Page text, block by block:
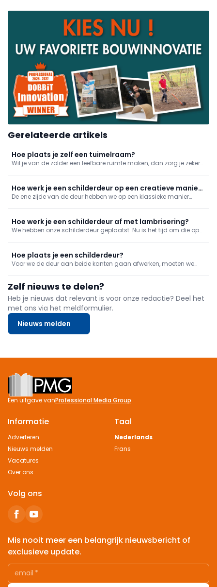
Gerelateerde artikels
Hoe plaats je zelf een tuimelraam?
Wil je van de zolder een leefbare ruimte maken, dan zorg je zeker
luchtcirculatie op zolder.
Hoe werk je een schilderdeur op een creatieve manier
af?
De ene zijde van de deur hebben we op een klassieke manier
Hoe werk je een schilderdeur af met lambrisering?
We hebben onze schilderdeur geplaatst. Nu is het tijd om die op
wat speelser. Lees hier hoe we de klassieke afwerking aanpa
Hoe plaats je een schilderdeur?
Voor we de deur aan beide kanten gaan afwerken, moeten we
zelf kan doen. We gidsen je erdoorheen.
Zelf nieuws te delen?
Heb je nieuws dat relevant is voor onze redactie? Deel het
met ons via het meldformulier.
Nieuws melden
Footer
Een uitgave vanProfessional Media Group
Informatie
Adverteren
Nieuws melden
Vacatures
Over ons
Taal
Nederlands
Frans
Volg ons
Mis nooit meer een belangrijk nieuwsbericht of
exclusieve update.
email *